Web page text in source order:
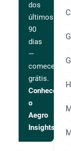
dos
últimos
90
dias
—
comece
grátis.
Conhecer
o
Aegro
Insights